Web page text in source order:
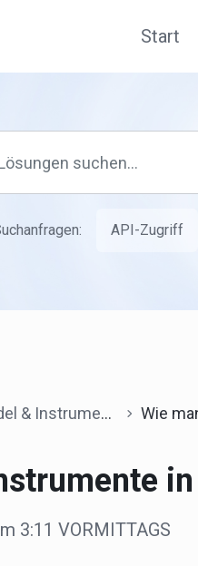
Start
API-Zugriff
& Instrumente Wie man
3:11 VORMITTAGS